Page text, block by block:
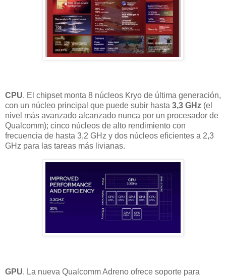
CPU. El chipset monta 8 núcleos Kryo de última generación,
con un núcleo principal que puede subir hasta 3,3 GHz (el
nivel más avanzado alcanzado nunca por un procesador de
Qualcomm); cinco núcleos de alto rendimiento con
frecuencia de hasta 3,2 GHz y dos núcleos eficientes a 2,3
GHz para las tareas más livianas.
GPU. La nueva Qualcomm Adreno ofrece soporte para